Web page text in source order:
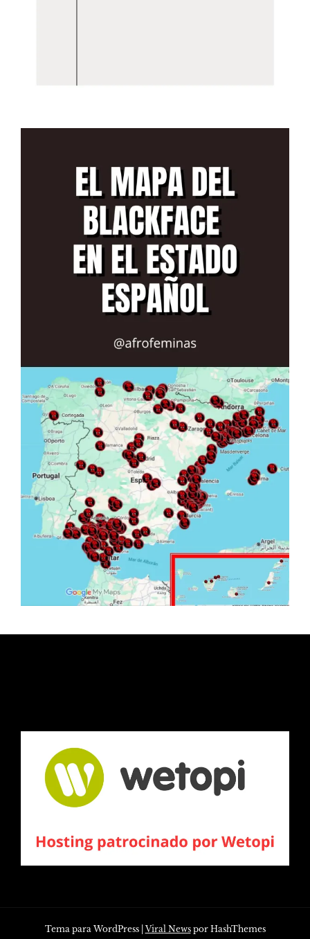
Tema para WordPress Viral Newspor HashThemes